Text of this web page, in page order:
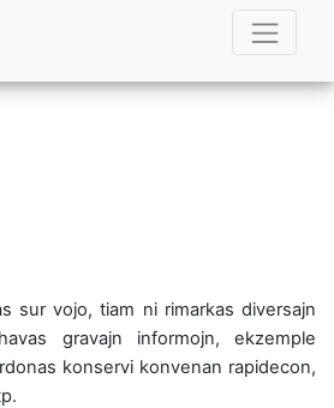
sur vojo, tiam ni rimarkas diversajn
gravajn informojn, ekzemple
konservi konvenan rapidecon,